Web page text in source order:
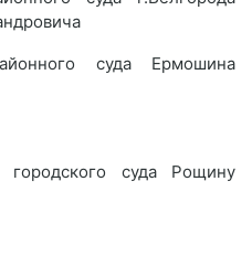
суда Ермошина
городского суда Рощину